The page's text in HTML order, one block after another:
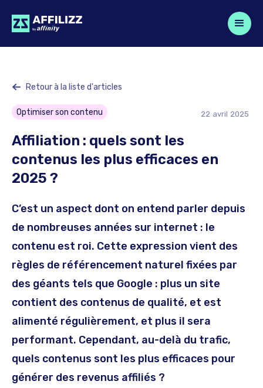
Retour à la liste d'articles
Optimiser son contenu 22 avril 2025
Affiliation : quels sont les
contenus les plus efficaces en
2025 ?
C’est un aspect dont on entend parler depuis
de nombreuses années sur internet : le
contenu est roi. Cette expression vient des
règles de référencement naturel fixées par
des géants tels que Google : plus un site
contient des contenus de qualité, et est
alimenté régulièrement, et plus il sera
performant. Cependant, au-delà du trafic,
quels contenus sont les plus efficaces pour
générer des revenus affiliés ?